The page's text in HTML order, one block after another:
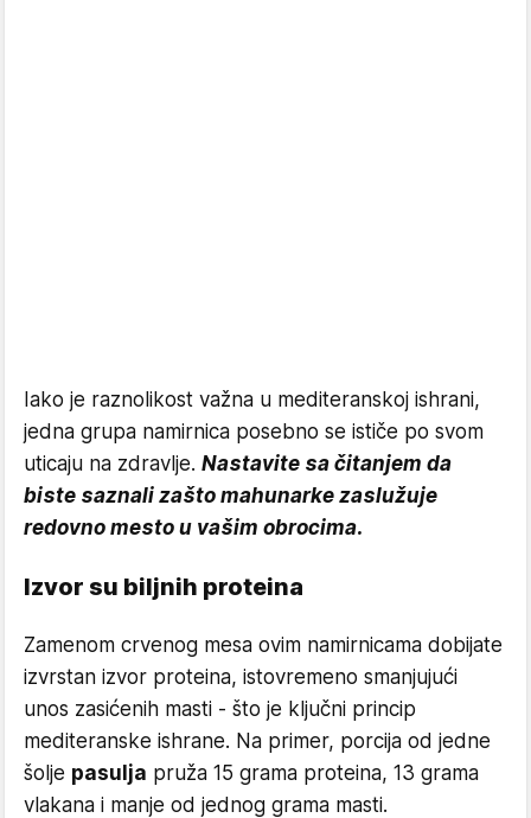
Iako je raznolikost važna u mediteranskoj ishrani,
jedna grupa namirnica posebno se ističe po svom
uticaju na zdravlje. Nastavite sa čitanjem da
biste saznali zašto mahunarke zaslužuje
redovno mesto u vašim obrocima.
Izvor su biljnih proteina
Zamenom crvenog mesa ovim namirnicama dobijate
izvrstan izvor proteina, istovremeno smanjujući
unos zasićenih masti - što je ključni princip
mediteranske ishrane. Na primer, porcija od jedne
šolje pasulja pruža 15 grama proteina, 13 grama
vlakana i manje od jednog grama masti.